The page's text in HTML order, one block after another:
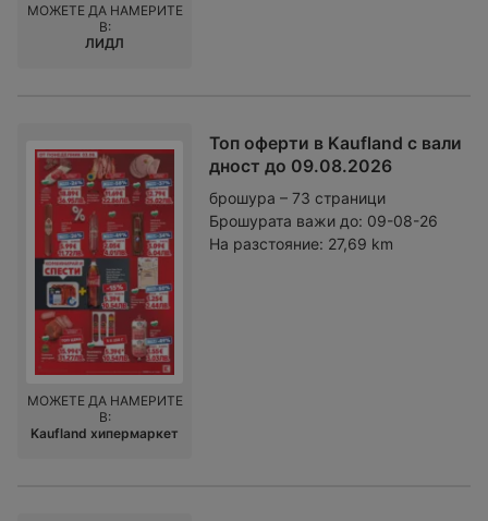
МОЖЕТЕ ДА НАМЕРИТЕ
В:
ЛИДЛ
Топ оферти в Kaufland с вали
дност до 09.08.2026
брошура – 73 страници
Брошурата важи до: 09-08-26
На разстояние: 27,69 km
МОЖЕТЕ ДА НАМЕРИТЕ
В:
Kaufland хипермаркет